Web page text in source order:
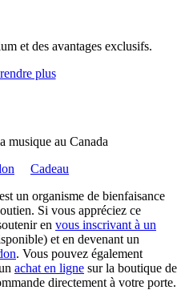
et des avantages exclusifs.
plus
musique au Canada
Cadeau
un organisme de bienfaisance
Si vous appréciez ce
en vous inscrivant à un
et en devenant un
. Vous pouvez également
achat en ligne sur la boutique de
directement à votre porte.